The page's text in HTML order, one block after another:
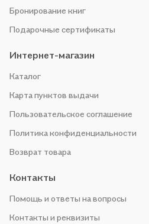
Бронирование книг
Подарочные сертификаты
Интернет-магазин
Каталог
Карта пунктов выдачи
Пользовательское соглашение
Политика конфиденциальности
Возврат товара
Контакты
Помощь и ответы на вопросы
Контакты и реквизиты